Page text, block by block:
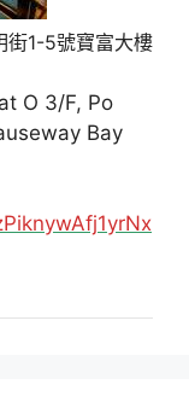
街1-5號寶富大樓
O 3/F, Po
Bay